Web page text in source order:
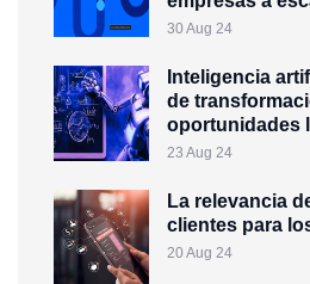
30 Aug 24
Inteligencia
de
oportunidades
23 Aug 24
La relevancia
clientes para
20 Aug 24